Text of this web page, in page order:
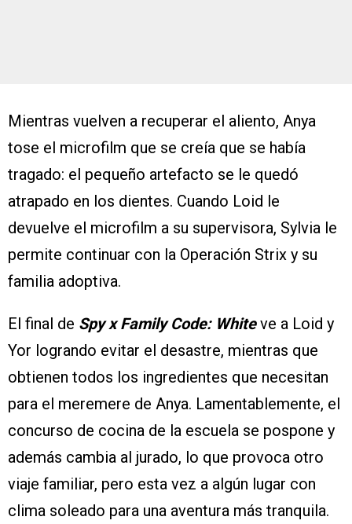
Mientras vuelven a recuperar el aliento, Anya
tose el microfilm que se creía que se había
tragado: el pequeño artefacto se le quedó
atrapado en los dientes. Cuando Loid le
devuelve el microfilm a su supervisora, Sylvia le
permite continuar con la Operación Strix y su
familia adoptiva.
El final de Spy x Family Code: Whiteve a Loid y
Yor logrando evitar el desastre, mientras que
obtienen todos los ingredientes que necesitan
para el meremere de Anya. Lamentablemente, el
concurso de cocina de la escuela se pospone y
además cambia al jurado, lo que provoca otro
viaje familiar, pero esta vez a algún lugar con
clima soleado para una aventura más tranquila.